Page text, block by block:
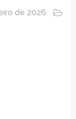
de 2026